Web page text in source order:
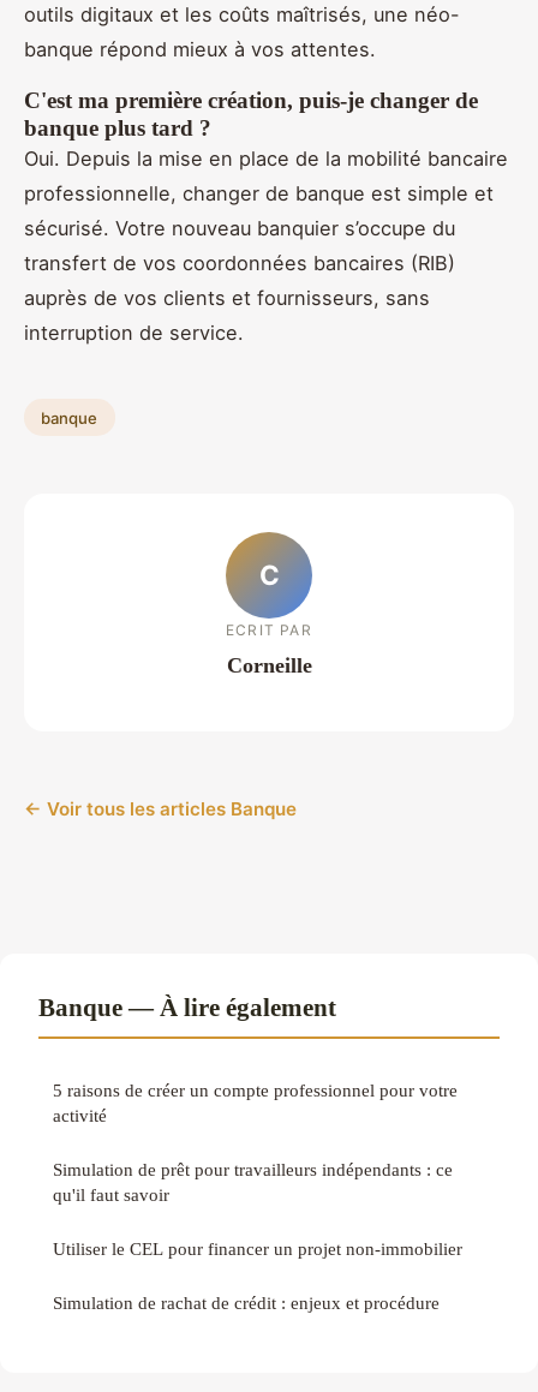
outils digitaux et les coûts maîtrisés, une néo-
banque répond mieux à vos attentes.
C'est ma première création, puis-je changer de
banque plus tard ?
Oui. Depuis la mise en place de la mobilité bancaire
professionnelle, changer de banque est simple et
sécurisé. Votre nouveau banquier s’occupe du
transfert de vos coordonnées bancaires (RIB)
auprès de vos clients et fournisseurs, sans
interruption de service.
banque
C
ECRIT PAR
Corneille
← Voir tous les articles Banque
Banque — À lire également
5 raisons de créer un compte professionnel pour votre
activité
Simulation de prêt pour travailleurs indépendants : ce
qu'il faut savoir
Utiliser le CEL pour financer un projet non-immobilier
Simulation de rachat de crédit : enjeux et procédure